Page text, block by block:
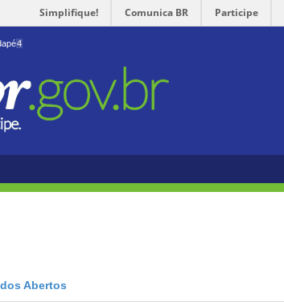
Simplifique! Comunica BR Participe
4
Abertos